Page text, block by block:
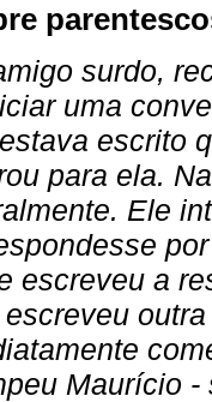
surdo,
uma
escrito
para ela.
Ele
escreveu a
Maurício